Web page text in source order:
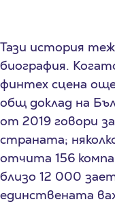
Тази история
биография.
финтех сцена
общ доклад на
от 2019 говори
страната;
отчита 156
близо 12 000
единствената